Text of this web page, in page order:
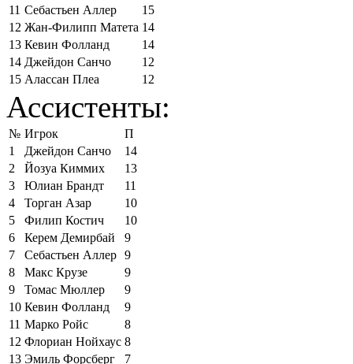
11 Себастьен Аллер
15
12 Жан-Филипп Матета 14
13 Кевин Фолланд
14
14 Джейдон Санчо
12
15 Алассан Плеа 12
Ассистенты:
№ Игрок
П
1
Джейдон Санчо
14
2
Йозуа Киммих
13
3
Юлиан Брандт
11
4
Торган Азар
10
5
Филип Костич
10
6
Керем Демирбай
9
7
Себастьен Аллер 9
8
Макс Крузе
9
9
Томас Мюллер
9
10 Кевин Фолланд
9
11 Марко Ройс
8
12 Флориан Нойхаус 8
13 Эмиль Форсберг 7